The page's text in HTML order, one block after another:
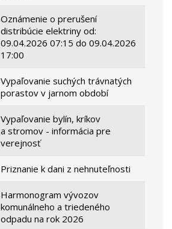
Oznámenie o prerušení
distribúcie elektriny od:
09.04.2026 07:15 do 09.04.2026
17:00
Vypaľovanie suchých trávnatých
porastov v jarnom období
Vypaľovanie bylín, kríkov
a stromov - informácia pre
verejnosť
Priznanie k dani z nehnuteľnosti
Harmonogram vývozov
komunálneho a triedeného
odpadu na rok 2026